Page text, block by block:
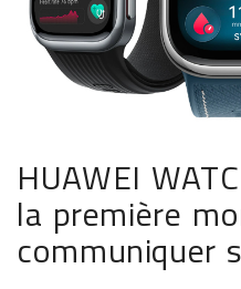
HUAWEI
la première
communiquer